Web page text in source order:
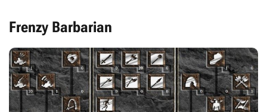
Frenzy Barbarian